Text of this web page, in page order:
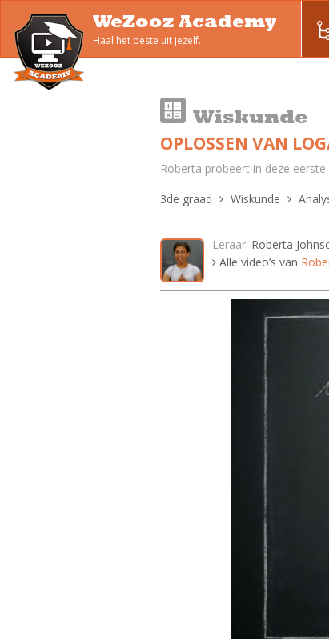
WeZooz Academy
Haal het beste uit jezelf.
Wiskunde
OPLOSSEN VAN
Roberta probeert in deze
3de graad
Wiskunde
Leraar: Roberta
Alle video’s van